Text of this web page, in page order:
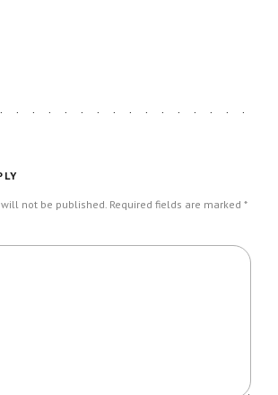
not be published. Required fields are marked *